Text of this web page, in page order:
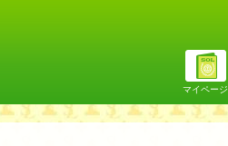
マイページ